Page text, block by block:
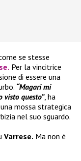
se stesse
. Per la vincitrice
di essere una
“Magari mi
visto questo”, ha
mossa strategica
nel suo sguardo.
Varrese. Ma non è